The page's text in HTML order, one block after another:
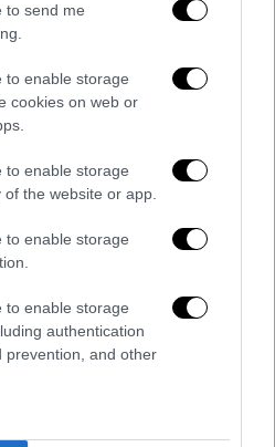
to send me
to enable storage
cookies on web or
to enable storage
the website or app.
to enable storage
to enable storage
authentication
prevention, and other
οι γονείς άφαντοι. Τα
ότι είναι
μέρα είναι στο
τα παιδιά, δεν